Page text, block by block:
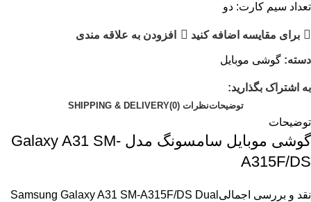
تعداد سیم کارت: دو
برای مقایسه اضافه کنید افزودن به علاقه مندی
دسته: گوشی موبایل
به اشتراک بگذارید:
توضیحاتنظرات (0) SHIPPING & DELIVERY
توضیحات
گوشی موبایل سامسونگ مدل Galaxy A31 SM-
A315F/DS
نقد و بررسی اجمالی Samsung Galaxy A31 SM-A315F/DS Dual